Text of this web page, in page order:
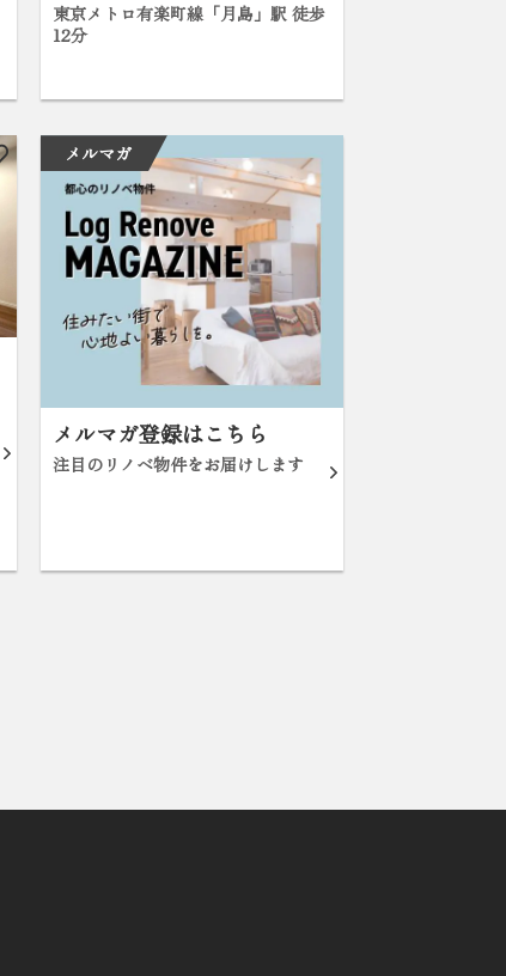
東京メトロ有楽町線「月島」駅 徒歩
12分
メルマガ
メルマガ登録はこちら
注目のリノベ物件をお届けします